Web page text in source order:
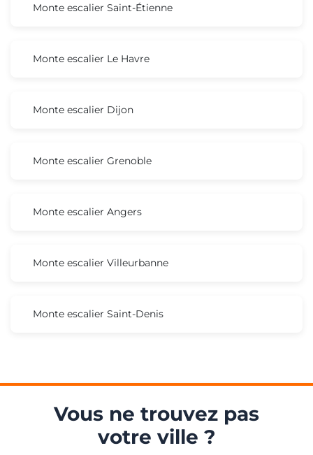
Monte escalier Saint-Étienne
Monte escalier Le Havre
Monte escalier Dijon
Monte escalier Grenoble
Monte escalier Angers
Monte escalier Villeurbanne
Monte escalier Saint-Denis
Vous ne trouvez pas
votre ville ?